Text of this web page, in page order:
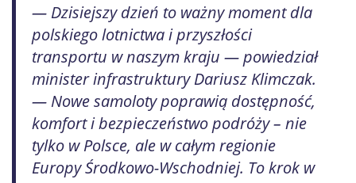
— Dzisiejszy dzień to ważny moment dla
polskiego lotnictwa i przyszłości
transportu w naszym kraju — powiedział
minister infrastruktury Dariusz Klimczak.
— Nowe samoloty poprawią dostępność,
komfort i bezpieczeństwo podróży – nie
tylko w Polsce, ale w całym regionie
Europy Środkowo-Wschodniej. To krok w